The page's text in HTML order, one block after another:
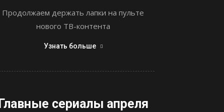
Продолжаем держать лапки на пульте
нового ТВ-контента
Узнать больше
Главные сериалы апреля